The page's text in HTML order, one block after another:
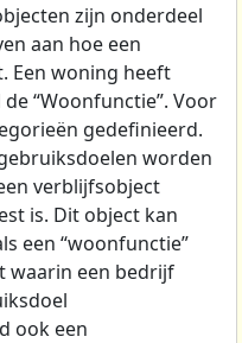
zijn onderdeel
aan hoe een
Een woning heeft
“Woonfunctie”. Voor
gedefinieerd.
worden
verblijfsobject
is. Dit object kan
een “woonfunctie”
waarin een bedrijf
ook een